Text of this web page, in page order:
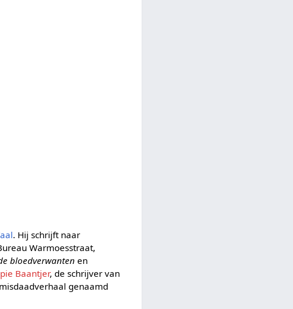
. Hij schrijft naar
Warmoesstraat,
bloedverwanten en
Baantjer, de schrijver van
genaamd